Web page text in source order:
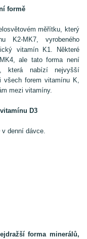
formě
měřítku, který
K2-MK7, vyrobeného
vitamín K1. Některé
ale tato forma není
která nabízí nejvyšší
všech forem vitamínu K,
mezi vitamíny.
D3
denní dávce.
forma minerálů,